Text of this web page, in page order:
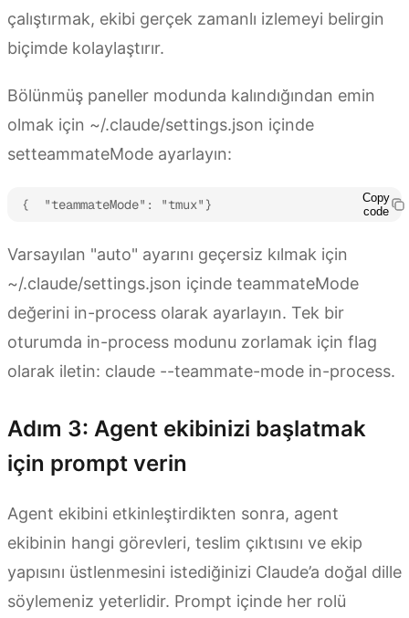
çalıştırmak, ekibi gerçek zamanlı izlemeyi belirgin
biçimde kolaylaştırır.
Bölünmüş paneller modunda kalındığından emin
olmak için ~/.claude/settings.json içinde
setteammateMode ayarlayın:
{  "teammateMode": "tmux"}
Copy
code
Varsayılan "auto" ayarını geçersiz kılmak için
~/.claude/settings.json içinde teammateMode
değerini in-process olarak ayarlayın. Tek bir
oturumda in-process modunu zorlamak için flag
olarak iletin: claude --teammate-mode in-process.
Adım 3: Agent ekibinizi başlatmak
için prompt verin
Agent ekibini etkinleştirdikten sonra, agent
ekibinin hangi görevleri, teslim çıktısını ve ekip
yapısını üstlenmesini istediğinizi Claude’a doğal dille
söylemeniz yeterlidir. Prompt içinde her rolü